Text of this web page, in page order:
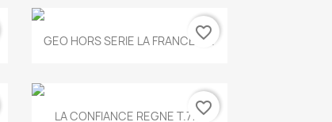
Aperçu rapide
GEO HORS SERIE LA FRANCE A...
favorite_border
Aperçu rapide
LA CONFIANCE REGNE T.778favorite_border